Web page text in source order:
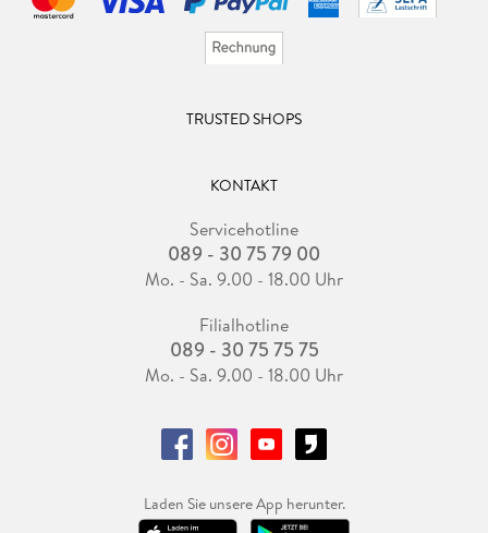
TRUSTED SHOPS
KONTAKT
Servicehotline
089 - 30 75 79 00
Mo. - Sa. 9.00 - 18.00 Uhr
Filialhotline
089 - 30 75 75 75
Mo. - Sa. 9.00 - 18.00 Uhr
Laden Sie unsere App herunter.